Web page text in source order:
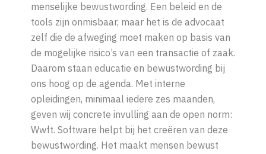
menselijke bewustwording. Een beleid en de
tools zijn onmisbaar, maar het is de advocaat
zelf die de afweging moet maken op basis van
de mogelijke risico’s van een transactie of zaak.
Daarom staan educatie en bewustwording bij
ons hoog op de agenda. Met interne
opleidingen, minimaal iedere zes maanden,
geven wij concrete invulling aan de open norm:
Wwft. Software helpt bij het creëren van deze
bewustwording. Het maakt mensen bewust